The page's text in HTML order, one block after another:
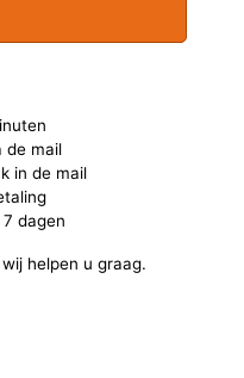
de mail
in de mail
dagen
helpen u graag.